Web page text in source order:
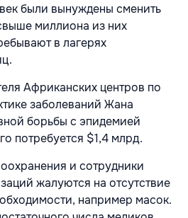
были вынуждены сменить
миллиона из них
в лагерях
Африканских центров по
заболеваний Жана
борьбы с эпидемией
потребуется $1,4 млрд.
и сотрудники
жалуются на отсутствие
например масок.